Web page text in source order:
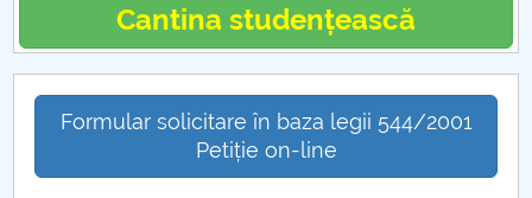
Cantina studențească
Formular solicitare în baza legii 544/2001
Petiție on-line